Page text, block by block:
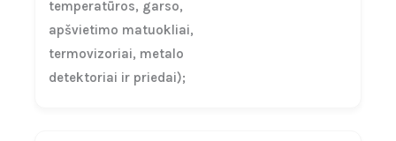
temperatūros, garso,
apšvietimo matuokliai,
termovizoriai, metalo
detektoriai ir priedai);